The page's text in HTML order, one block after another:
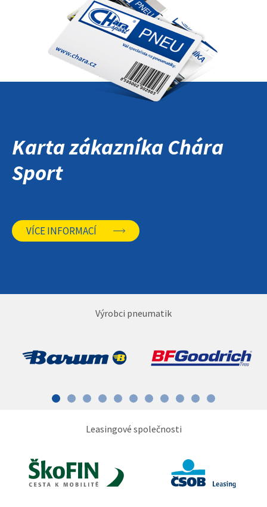
Karta zákazníka Chára
Sport
VÍCE INFORMACÍ
Výrobci pneumatik
Leasingové společnosti